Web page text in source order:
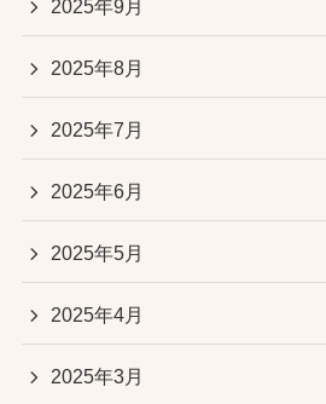
2025年9月
2025年8月
2025年7月
2025年6月
2025年5月
2025年4月
2025年3月